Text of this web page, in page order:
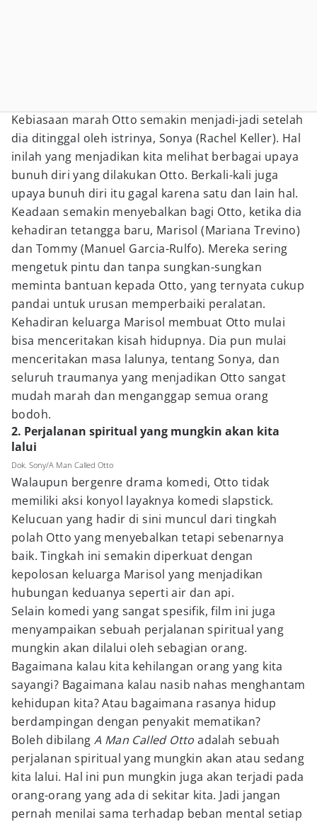
Kebiasaan marah Otto semakin menjadi-jadi setelah
dia ditinggal oleh istrinya, Sonya (Rachel Keller). Hal
inilah yang menjadikan kita melihat berbagai upaya
bunuh diri yang dilakukan Otto. Berkali-kali juga
upaya bunuh diri itu gagal karena satu dan lain hal.
Keadaan semakin menyebalkan bagi Otto, ketika dia
kehadiran tetangga baru, Marisol (Mariana Trevino)
dan Tommy (Manuel Garcia-Rulfo). Mereka sering
mengetuk pintu dan tanpa sungkan-sungkan
meminta bantuan kepada Otto, yang ternyata cukup
pandai untuk urusan memperbaiki peralatan.
Kehadiran keluarga Marisol membuat Otto mulai
bisa menceritakan kisah hidupnya. Dia pun mulai
menceritakan masa lalunya, tentang Sonya, dan
seluruh traumanya yang menjadikan Otto sangat
mudah marah dan menganggap semua orang
bodoh.
2. Perjalanan spiritual yang mungkin akan kita
lalui
Dok. Sony/A Man Called Otto
Walaupun bergenre drama komedi, Otto tidak
memiliki aksi konyol layaknya komedi slapstick.
Kelucuan yang hadir di sini muncul dari tingkah
polah Otto yang menyebalkan tetapi sebenarnya
baik. Tingkah ini semakin diperkuat dengan
kepolosan keluarga Marisol yang menjadikan
hubungan keduanya seperti air dan api.
Selain komedi yang sangat spesifik, film ini juga
menyampaikan sebuah perjalanan spiritual yang
mungkin akan dilalui oleh sebagian orang.
Bagaimana kalau kita kehilangan orang yang kita
sayangi? Bagaimana kalau nasib nahas menghantam
kehidupan kita? Atau bagaimana rasanya hidup
berdampingan dengan penyakit mematikan?
Boleh dibilang A Man Called Otto adalah sebuah
perjalanan spiritual yang mungkin akan atau sedang
kita lalui. Hal ini pun mungkin juga akan terjadi pada
orang-orang yang ada di sekitar kita. Jadi jangan
pernah menilai sama terhadap beban mental setiap